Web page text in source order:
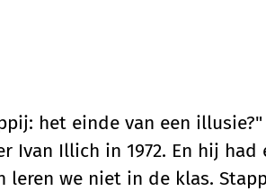
het einde van een
Ivan Illich in 1972. En hij had
we niet in de klas.